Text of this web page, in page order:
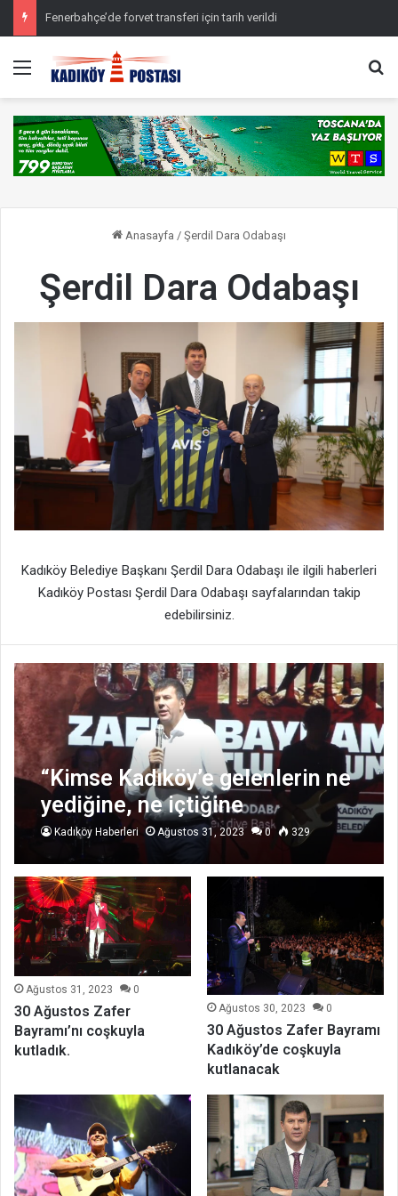
Fenerbahçe’de forvet transferi için tarih verildi
Menü
Anasayfa / Şerdil Dara Odabaşı
Şerdil Dara Odabaşı
Kadıköy Belediye Başkanı Şerdil Dara Odabaşı ile ilgili haberleri
Kadıköy Postası Şerdil Dara Odabaşı sayfalarından takip
edebilirsiniz.
“Kimse Kadıköy’e gelenlerin ne
yediğine, ne içtiğine
karışamaz”
Kadıköy Haberleri Ağustos 31, 2023 0 329
Ağustos 31, 2023 0
30 Ağustos Zafer
Bayramı’nı coşkuyla
kutladık.
Ağustos 30, 2023 0
30 Ağustos Zafer Bayramı
Kadıköy’de coşkuyla
kutlanacak